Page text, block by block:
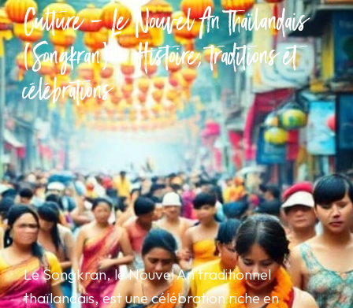
Culture – Le Nouvel An Thaïlandais
(Songkran) – Histoire, traditions et
célébrations
Le Songkran, le Nouvel An traditionnel
thaïlandais, est une célébration riche en